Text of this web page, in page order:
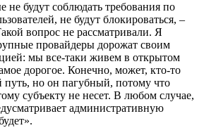
не будут соблюдать требования по
не будут блокироваться, –
вопрос не рассматривали. Я
провайдеры дорожат своим
мы все-таки живем в открытом
дорогое. Конечно, может, кто-то
путь, но он пагубный, потому что
субъекту не несет. В любом случае,
административную